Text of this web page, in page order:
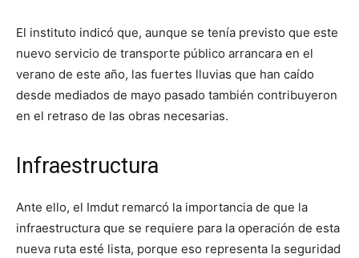
El instituto indicó que, aunque se tenía previsto que este
nuevo servicio de transporte público arrancara en el
verano de este año, las fuertes lluvias que han caído
desde mediados de mayo pasado también contribuyeron
en el retraso de las obras necesarias.
Infraestructura
Ante ello, el Imdut remarcó la importancia de que la
infraestructura que se requiere para la operación de esta
nueva ruta esté lista, porque eso representa la seguridad